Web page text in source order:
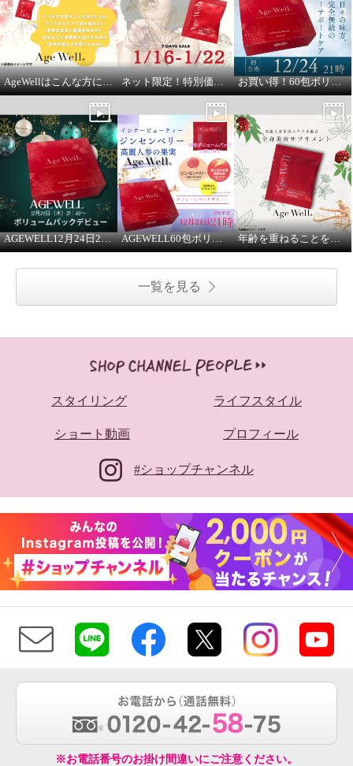
AgeWellはこんな方にオススメ ネット限定！特別価格での販売です お買い得！60包ボリュームパック
AGEWELL12月24日21時よりご紹介 AGEWELL60包ボリュームパック 12月24日21時よりご紹介 年齢を重ねることを、前向きに。エイジウェル
一覧を見る
スタイリング ライフスタイル
ショート動画 プロフィール
#ショップチャンネル
※お電話番号のお掛け間違いにご注意ください。